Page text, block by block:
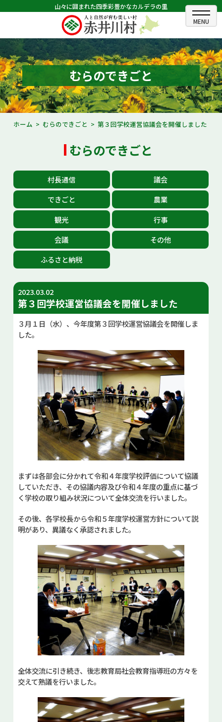
山々に囲まれた四季彩豊かなカルデラの里
ホーム
むらのできごと
むらのプロフィール
くらしの情報
観光・イベント情報
あかいがわ広報
お問い合せ
Select Language
むらのできごと
ホーム むらのできごと 第３回学校運営協議会を開催しました
むらのできごと
村長通信
議会
できごと
農業
観光
行事
会議
その他
ふるさと納税
2023.03.02
第３回学校運営協議会を開催しました
３月１日（水）、今年度第３回学校運営協議会を開催しま
した。
まずは各部会に分かれて令和４年度学校評価について協議
していただき、その協議内容及び令和４年度の重点に基づ
く学校の取り組み状況について全体交流を行いました。
その後、各学校長から令和５年度学校運営方針について説
明があり、異議なく承認されました。
全体交流に引き続き、後志教育局社会教育指導班の方々を
交えて熟議を行いました。